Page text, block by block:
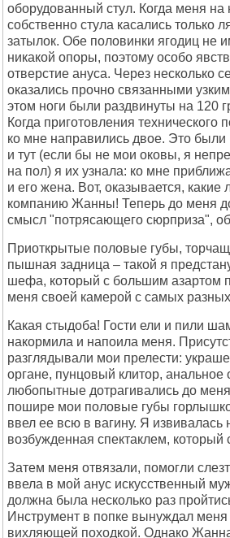
оборудованный стул. Когда меня на
собственно стула касались только
затылок. Обе половинки ягодиц не
никакой опоры, поэтому особо
отверстие ануса. Через несколько
оказались прочно связанными
этом ноги были раздвинуты на 120
Когда приготовления технического
ко мне направились двое. Это
и тут (если бы не мои оковы, я
на пол) я их узнала: ко мне
и его жена. Вот, оказывается, какие
компанию Жанны! Теперь до меня
смысл "потрясающего сюрприза",
Приоткрытые половые губы,
пышная задница – такой я
шефа, который с большим азартом
меня своей камерой с самых
Какая стыдоба! Гости ели и пили
накормила и напоила меня.
разглядывали мои прелести:
органе, пунцовый клитор,
любопытные дотрагивались до
пошире мои половые губы
ввел ее всю в вагину. Я извивалась
возбужденная спектаклем,
Затем меня отвязали, помогли
ввела в мой анус искусственный
должна была несколько раз
Инструмент в попке вынуждал меня
вихляющей походкой. Однако